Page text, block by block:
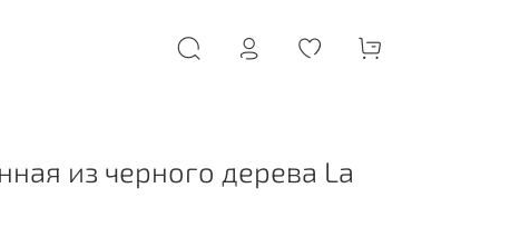
из черного дерева La